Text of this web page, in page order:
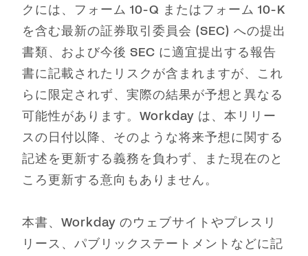
クには、フォーム 10-Q またはフォーム 10-K
を含む最新の証券取引委員会 (SEC) への提出
書類、および今後 SEC に適宜提出する報告
書に記載されたリスクが含まれますが、これ
らに限定されず、実際の結果が予想と異なる
可能性があります。Workday は、本リリー
スの日付以降、そのような将来予想に関する
記述を更新する義務を負わず、また現在のと
ころ更新する意向もありません。
本書、Workday のウェブサイトやプレスリ
リース、パブリックステートメントなどに記